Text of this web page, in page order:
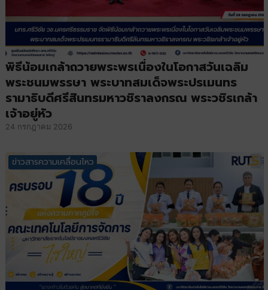
พิธีน้อมเกล้าถวายพระพรเนื่องในโอกาสวันเฉลิม
พระชนมพรรษา พระบาทสมเด็จพระปรเมนทร
รามาธิบดีศรีสินทรมหาวชิราลงกรณ พระวชิรเกล้า
เจ้าอยู่หัว
24 กรกฎาคม 2026
ข่าวสารความเคลื่อนไหว